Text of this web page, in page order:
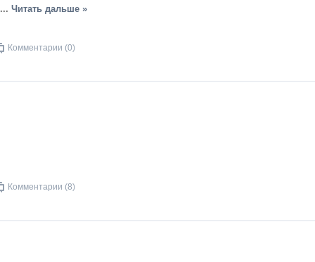
... Читать дальше »
Комментарии (0)
Комментарии (8)